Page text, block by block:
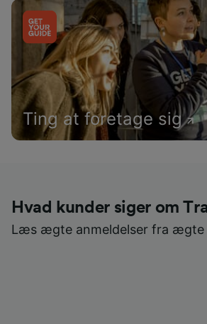
Ting at foretage sig
Hvad kunder siger om
Læs ægte anmeldelser fra ægte